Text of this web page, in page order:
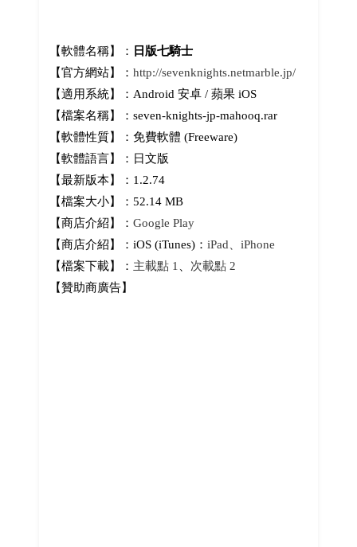
【軟體名稱】：
日版七騎士
【官方網站】： http://sevenknights.netmarble.jp/
【適用系統】：Android 安卓 / 蘋果 iOS
【檔案名稱】：seven-knights-jp-mahooq.rar
【軟體性質】：免費軟體 (Freeware)
【軟體語言】：日文版
【最新版本】：1.2.74
【檔案大小】：52.14 MB
【商店介紹】： Google Play
【商店介紹】：iOS (iTunes)： iPad、iPhone
【檔案下載】： 主載點 1、 次載點 2
【贊助商廣告】